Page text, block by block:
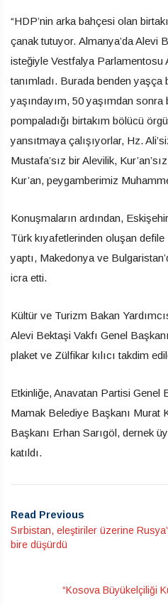
“HDP’nin arka bahçesi olan
çanak tutuyor. Almanya’da Alevi
isteğiyle Vestfalya Parlamentosu
tanımladı. Burada benden yaşça
yaşındayım, 50 yaşımdan sonra
pompaladığı birtakım bölücü
yansıtmaya çalışıyorlar, Hz.
Mustafa’sız bir Alevilik,
Kur’an, peygamberimiz
Konuşmaların ardından,
Türk kıyafetlerinden oluşan defile
yaptı, Makedonya ve
icra etti.
Kültür ve Turizm Bakan
Alevi Bektaşi Vakfı Genel
plaket ve Zülfikar kılıcı takdim
Etkinliğe, Anavatan Partisi Genel
Mamak Belediye Başkanı Murat
Başkanı Erhan Sarıgöl, dernek
katıldı.
Read Previous
Sırbistan, eleştiriler üzerine
bire düşürdü
“Kosova Büyükelçiliği